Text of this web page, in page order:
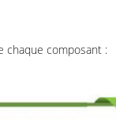
chaque composant :